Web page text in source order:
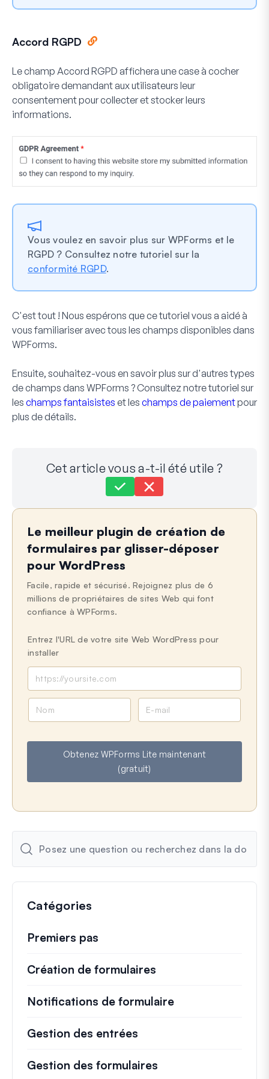
Accord RGPD
Le champ Accord RGPD affichera une case à cocher
obligatoire demandant aux utilisateurs leur
consentement pour collecter et stocker leurs
informations.
Vous voulez en savoir plus sur WPForms et le
RGPD ? Consultez notre tutoriel sur la
conformité RGPD.
C'est tout ! Nous espérons que ce tutoriel vous a aidé à
vous familiariser avec tous les champs disponibles dans
WPForms.
Ensuite, souhaitez-vous en savoir plus sur d'autres types
de champs dans WPForms ? Consultez notre tutoriel sur
les champs fantaisistes et les champs de paiementpour
plus de détails.
Cet article vous a-t-il été utile ?
Toujours bloqué ?
Comment pouvons-nous vous aider ?
Dernière mise à jour le 30 sept. 2025
Le meilleur plugin de création de
formulaires par glisser-déposer
pour WordPress
Facile, rapide et sécurisé. Rejoignez plus de 6
millions de propriétaires de sites Web qui font
confiance à WPForms.
Entrez l'URL de votre site Web WordPress pour
installer
a
i
l
Obtenez WPForms Lite maintenant
(gratuit)
Catégories
Premiers pas
Création de formulaires
Notifications de formulaire
Gestion des entrées
Gestion des formulaires